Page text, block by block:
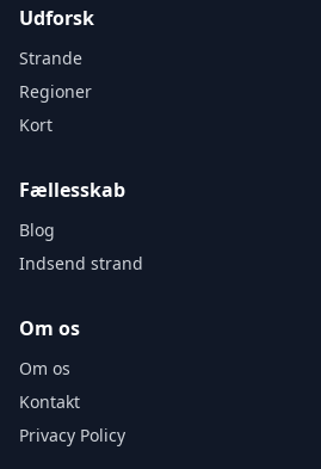
Udforsk
Strande
Regioner
Kort
Fællesskab
Blog
Indsend strand
Om os
Om os
Kontakt
Privacy Policy